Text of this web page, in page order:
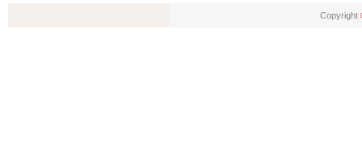
Copyright